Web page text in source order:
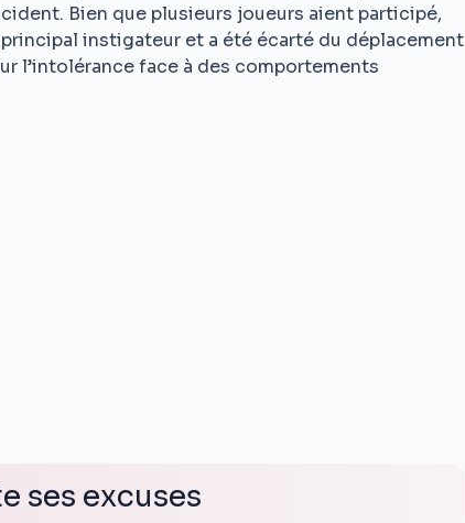
Bien que plusieurs joueurs aient participé,
instigateur et a été écarté du déplacement
l’intolérance face à des comportements
ses excuses